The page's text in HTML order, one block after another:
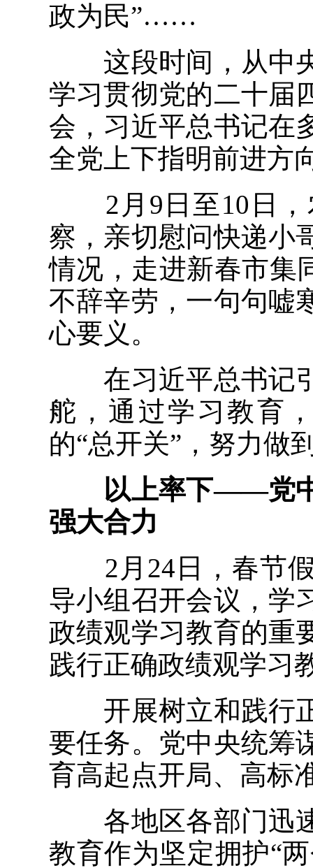
政为民”……
这段时间，从中央
学习贯彻党的二十届
会，习近平总书记在
全党上下指明前进方
2月9日至10日，
察，亲切慰问快递小
情况，走进新春市集
不辞辛劳，一句句嘘
心要义。
在习近平总书记引
舵，通过学习教育
的“总开关”，努力做
以上率下——党中
强大合力
2月24日，春节假
导小组召开会议，学
政绩观学习教育的重
践行正确政绩观学习
开展树立和践行正
要任务。党中央统筹
育高起点开局、高标
各地区各部门迅速
教育作为坚定拥护“